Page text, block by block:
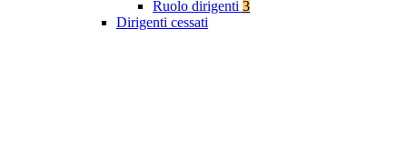
Ruolo dirigenti 3
Dirigenti cessati